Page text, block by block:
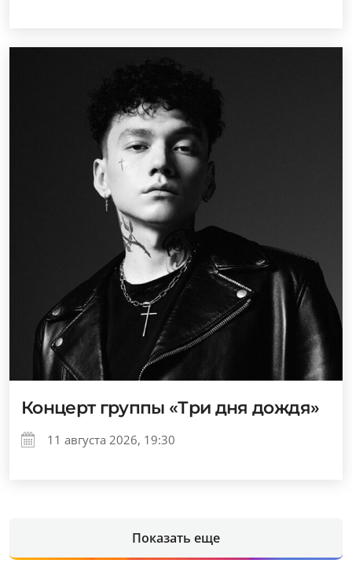
Концерт группы «Три дня дождя»
11 августа 2026, 19:30
Показать еще